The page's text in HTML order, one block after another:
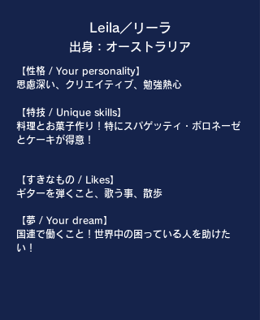
Leila／リーラ
出身：オーストラリア
【性格 / Your personality】
思慮深い、クリエイティブ、勉強熱心
【特技 / Unique skills】
料理とお菓子作り！特にスパゲッティ・ボロネーゼ
とケーキが得意！
【すきなもの / Likes】
ギターを弾くこと、歌う事、散歩
【夢 / Your dream】
国連で働くこと！世界中の困っている人を助けた
い！